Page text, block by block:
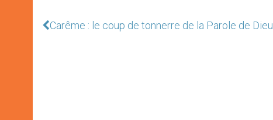
Carême : le coup de tonnerre de la Parole de Dieu